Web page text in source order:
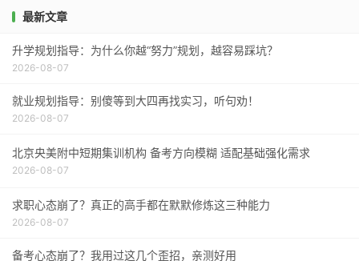
最新文章
升学规划指导：为什么你越“努力”规划，越容易踩坑？
2026-08-07
就业规划指导：别傻等到大四再找实习，听句劝！
2026-08-07
北京央美附中短期集训机构 备考方向模糊 适配基础强化需求
2026-08-07
求职心态崩了？真正的高手都在默默修炼这三种能力
2026-08-07
备考心态崩了？我用过这几个歪招，亲测好用